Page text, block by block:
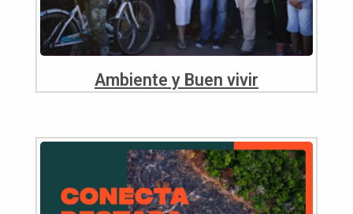
Ambiente y Buen vivir